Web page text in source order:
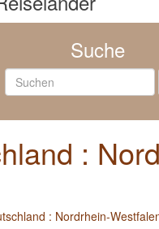
Suche
:
: Nordrhein-